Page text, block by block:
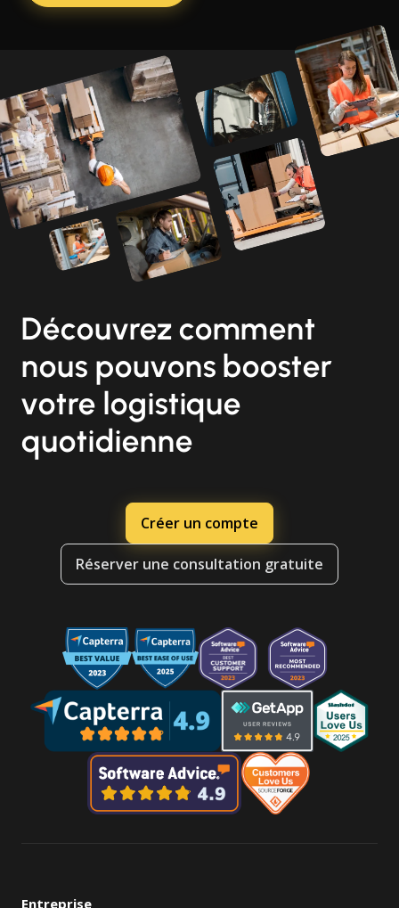
Découvrez comment
nous pouvons booster
votre logistique
quotidienne
Créer un compte
Réserver une consultation gratuite
Entreprise